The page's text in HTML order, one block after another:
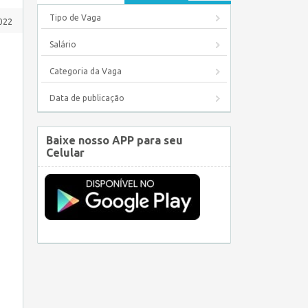
Tipo de Vaga
Salário
Categoria da Vaga
Data de publicação
Baixe nosso APP para seu
Celular